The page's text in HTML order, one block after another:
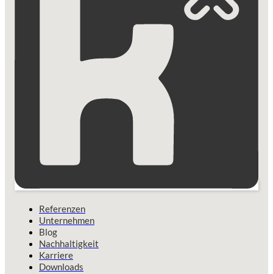
Referenzen
Unternehmen
Blog
Nachhaltigkeit
Karriere
Downloads